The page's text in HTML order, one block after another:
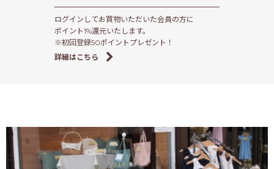
ログインしてお買物いただいた会員の方に
ポイント1%還元いたします。
※初回登録50ポイントプレゼント！
詳細はこちら